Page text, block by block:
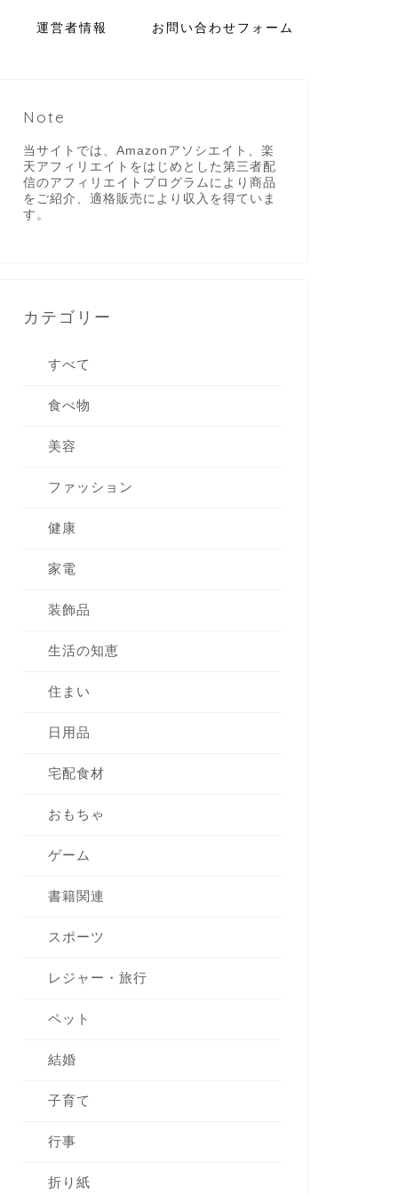
運営者情報 お問い合わせフォーム
Note
当サイトでは、Amazonアソシエイト、楽
天アフィリエイトをはじめとした第三者配
信のアフィリエイトプログラムにより商品
をご紹介、適格販売により収入を得ていま
す。
カテゴリー
すべて
食べ物
美容
ファッション
健康
家電
装飾品
生活の知恵
住まい
日用品
宅配食材
おもちゃ
ゲーム
書籍関連
スポーツ
レジャー・旅行
ペット
結婚
子育て
行事
折り紙